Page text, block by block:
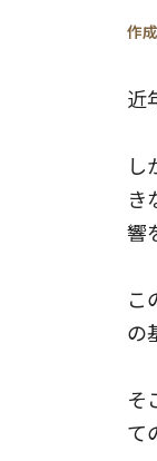
作
近
し
き
響
こ
の
そ
て